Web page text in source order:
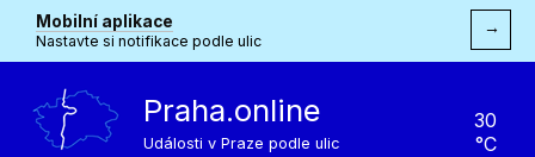
Mobilní aplikace
Nastavte si notifikace podle ulic
→
Praha.online
Události v Praze podle ulic
30
°C